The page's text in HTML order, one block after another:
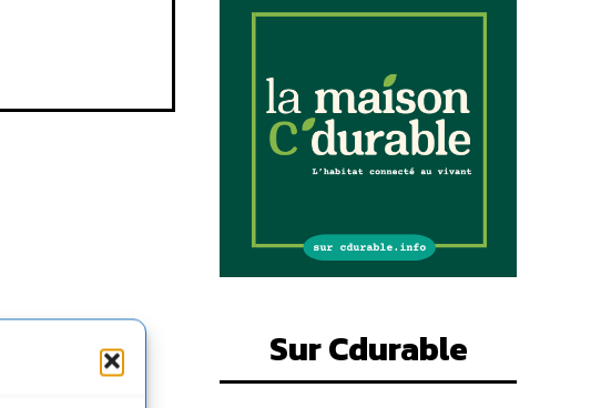
Sur Cdurable